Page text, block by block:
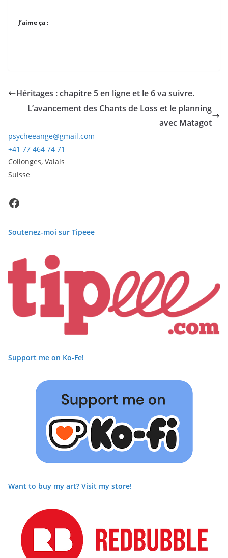
J’aime ça :
Héritages : chapitre 5 en ligne et le 6 va suivre.
L’avancement des Chants de Loss et le planning
avec Matagot
psycheeange@gmail.com
+41 77 464 74 71
Collonges, Valais
Suisse
Facebook
Soutenez-moi sur Tipeee
Support me on Ko-Fe!
Want to buy my art? Visit my store!